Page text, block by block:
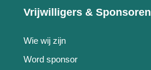
Vrijwilligers & Sponsoren
Wie wij zijn
Word sponsor